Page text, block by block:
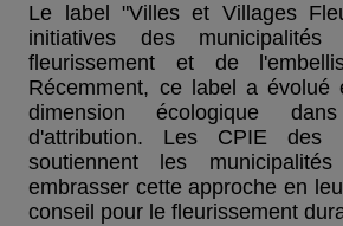
Le label "Villes et Villages
initiatives des
fleurissement et de
Récemment, ce label a évolué
dimension écologique
d'attribution. Les CPIE des
soutiennent les
embrasser cette approche en
conseil pour le fleurissement